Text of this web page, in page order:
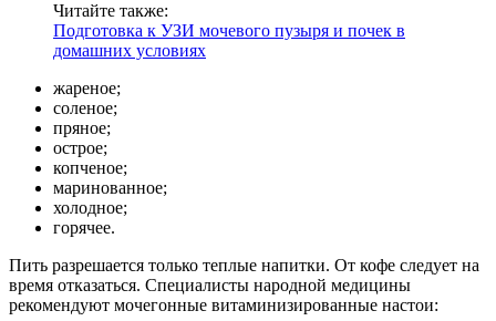
Читайте также:
Подготовка к УЗИ мочевого пузыря и почек в
домашних условиях
жареное;
соленое;
пряное;
острое;
копченое;
маринованное;
холодное;
горячее.
Пить разрешается только теплые напитки. От кофе следует на
время отказаться. Специалисты народной медицины
рекомендуют мочегонные витаминизированные настои: